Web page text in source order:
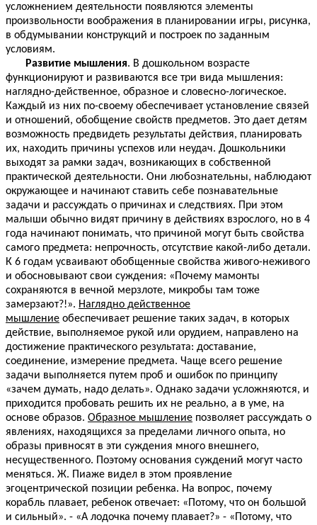
усложнением деятельности появляются элементы
произвольности воображения в планировании игры, рисунка,
в обдумывании конструкций и построек по заданным
условиям.
Развитие мышления. В дошкольном возрасте
функционируют и развиваются все три вида мышления:
наглядно-действенное, образное и словесно-логическое.
Каждый из них по-своему обеспечивает установление связей
и отношений, обобщение свойств предметов. Это дает детям
возможность предвидеть результаты действия, планировать
их, находить причины успехов или неудач. Дошкольники
выходят за рамки задач, возникающих в собственной
практической деятельности. Они любознательны, наблюдают
окружающее и начинают ставить себе познавательные
задачи и рассуждать о причинах и следствиях. При этом
малыши обычно видят причину в действиях взрослого, но в 4
года начинают понимать, что причиной могут быть свойства
самого предмета: непрочность, отсутствие какой-либо детали.
К 6 годам усваивают обобщенные свойства живого-неживого
и обосновывают свои суждения: «Почему мамонты
сохраняются в вечной мерзлоте, микробы там тоже
замерзают?!». Наглядно действенное
мышление обеспечивает решение таких задач, в которых
действие, выполняемое рукой или орудием, направлено на
достижение практического результата: доставание,
соединение, измерение предмета. Чаще всего решение
задачи выполняется путем проб и ошибок по принципу
«зачем думать, надо делать». Однако задачи усложняются, и
приходится пробовать решить их не реально, а в уме, на
основе образов. Образное мышление позволяет рассуждать о
явлениях, находящихся за пределами личного опыта, но
образы привносят в эти суждения много внешнего,
несущественного. Поэтому основания суждений могут часто
меняться. Ж. Пиаже видел в этом проявление
эгоцентрической позиции ребенка. На вопрос, почему
корабль плавает, ребенок отвечает: «Потому, что он большой
и сильный». - «А лодочка почему плавает?» - «Потому, что